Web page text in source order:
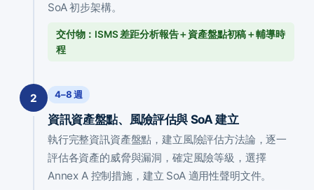
SoA 初步架構。
交付物：ISMS 差距分析報告＋資產盤點初稿＋輔導時
程
2 4–8 週
資訊資產盤點、風險評估與 SoA 建立
執行完整資訊資產盤點，建立風險評估方法論，逐一
評估各資產的威脅與漏洞，確定風險等級，選擇
Annex A 控制措施，建立 SoA 適用性聲明文件。